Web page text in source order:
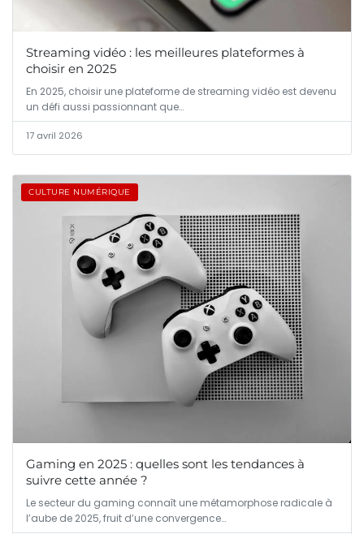
Streaming vidéo : les meilleures plateformes à
choisir en 2025
En 2025, choisir une plateforme de streaming vidéo est devenu
un défi aussi passionnant que…
17 avril 2026
CULTURE NUMÉRIQUE
Gaming en 2025 : quelles sont les tendances à
suivre cette année ?
Le secteur du gaming connaît une métamorphose radicale à
l’aube de 2025, fruit d’une convergence…